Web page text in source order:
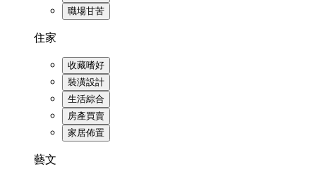
職場甘苦
住家
收藏嗜好
裝潢設計
生活綜合
房產買賣
家居佈置
藝文